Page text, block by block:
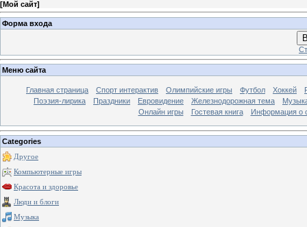
[Мой сайт]
Форма входа
Меню сайта
Главная страница Спорт интерактив Олимпийские игры Футбол Хоккей
Поэзия-лирика
Праздники Евровидение Железнодорожная тема
Онлайн игры
Гостевая книга Информация о
Categories
Другое
Компьютерные игры
Красота и здоровье
Люди и блоги
Музыка